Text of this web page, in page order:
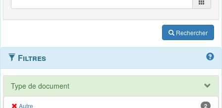
Rechercher
Filtres
Type de document
Autre 2